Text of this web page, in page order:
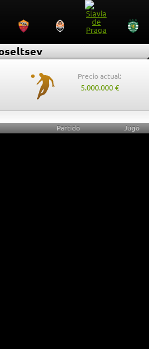
Precio actual:
5.000.000 €
Partido Jugó